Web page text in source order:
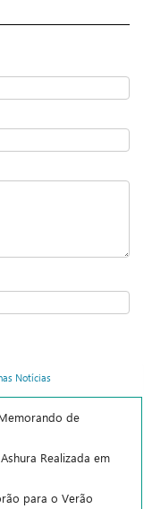
Notícias
de
Realizada em
para o Verão